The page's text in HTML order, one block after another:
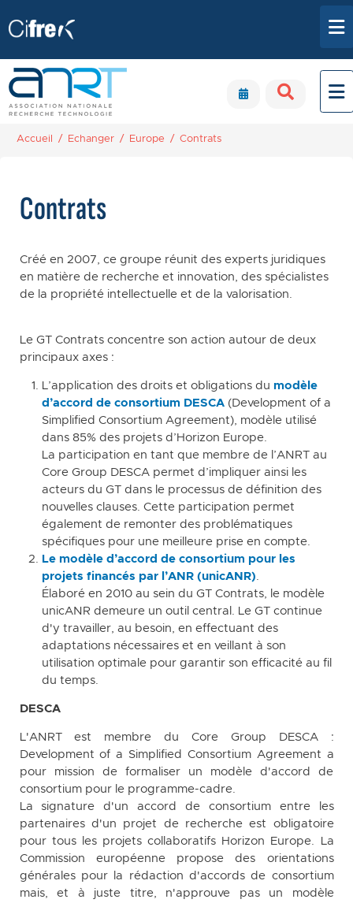
Accueil Echanger Europe Contrats
Contrats
Créé en 2007, ce groupe réunit des experts juridiques
en matière de recherche et innovation, des spécialistes
de la propriété intellectuelle et de la valorisation.
Le GT Contrats concentre son action autour de deux
principaux axes :
L’application des droits et obligations du modèle
d’accord de consortium DESCA(Development of a
Simplified Consortium Agreement), modèle utilisé
dans 85% des projets d’Horizon Europe.
La participation en tant que membre de l’ANRT au
Core Group DESCA permet d’impliquer ainsi les
acteurs du GT dans le processus de définition des
nouvelles clauses. Cette participation permet
également de remonter des problématiques
spécifiques pour une meilleure prise en compte.
Le modèle d’accord de consortium pour les
projets financés par l’ANR (unicANR).
Élaboré en 2010 au sein du GT Contrats, le modèle
unicANR demeure un outil central. Le GT continue
d'y travailler, au besoin, en effectuant des
adaptations nécessaires et en veillant à son
utilisation optimale pour garantir son efficacité au fil
du temps.
DESCA
L'ANRT est membre du Core Group DESCA :
Development of a Simplified Consortium Agreement a
pour mission de formaliser un modèle d'accord de
consortium pour le programme-cadre.
La signature d'un accord de consortium entre les
partenaires d'un projet de recherche est obligatoire
pour tous les projets collaboratifs Horizon Europe. La
Commission européenne propose des orientations
générales pour la rédaction d'accords de consortium
mais, et à juste titre, n'approuve pas un modèle